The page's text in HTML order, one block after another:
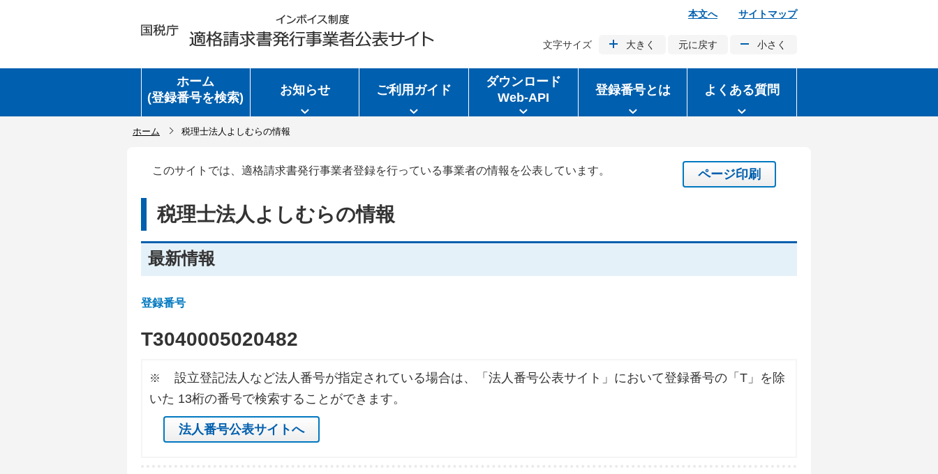
本文へ サイトマップ
文字サイズ 大きく 元に戻す 小さく
ホーム
(登録番号を検索)
お知らせ ご利用ガイド
ダウンロード
Web-API
登録番号とは よくある質問
ホーム 税理士法人よしむらの情報
このサイトでは、適格請求書発行事業者登録を行っている事業者の情報を公表しています。 ページ印刷
税理士法人よしむらの情報
最新情報
登録番号
T3040005020482
※
設立登記法人など法人番号が指定されている場合は、「法人番号公表サイト」において登録番号の「T」を除
いた 13桁の番号で検索することができます。
法人番号公表サイトへ